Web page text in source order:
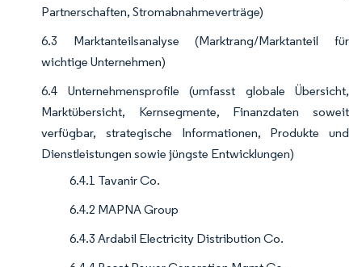
Partnerschaften, Stromabnahmeverträge)
6.3 Marktanteilsanalyse (Marktrang/Marktanteil für
wichtige Unternehmen)
6.4 Unternehmensprofile (umfasst globale Übersicht,
Marktübersicht, Kernsegmente, Finanzdaten soweit
verfügbar, strategische Informationen, Produkte und
Dienstleistungen sowie jüngste Entwicklungen)
6.4.1 Tavanir Co.
6.4.2 MAPNA Group
6.4.3 Ardabil Electricity Distribution Co.